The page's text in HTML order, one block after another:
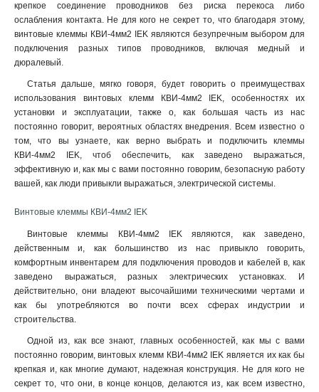
крепкое соединение проводников без риска перекоса либо
ослабления контакта. Не для кого не секрет то, что благодаря этому,
винтовые клеммы КВИ-4мм2 IEK являются безупречным выбором для
подключения разных типов проводников, включая медный и
дюралевый.
Статья дальше, мягко говоря, будет говорить о преимуществах
использования винтовых клемм КВИ-4мм2 IEK, особенностях их
установки и эксплуатации, также о, как большая часть из нас
постоянно говорит, вероятных областях внедрения. Всем известно о
том, что вы узнаете, как верно выбрать и подключить клеммы
КВИ-4мм2 IEK, чтоб обеспечить, как заведено выражаться,
эффективную и, как мы с вами постоянно говорим, безопасную работу
вашей, как люди привыкли выражаться, электрической системы.
Винтовые клеммы КВИ-4мм2 IEK
Винтовые клеммы КВИ-4мм2 IEK являются, как заведено,
действенным и, как большинство из нас привыкло говорить,
комфортным инвентарем для подключения проводов и кабелей в, как
заведено выражаться, разных электрических установках. И
действительно, они владеют высочайшими техническими чертами и
как бы употребляются во почти всех сферах индустрии и
строительства.
Одной из, как все знают, главных особенностей, как мы с вами
постоянно говорим, винтовых клемм КВИ-4мм2 IEK является их как бы
крепкая и, как многие думают, надежная конструкция. Не для кого не
секрет то, что они, в конце концов, делаются из, как всем известно,